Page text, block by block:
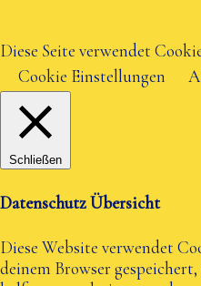
Diese Seite verwendet
Cookie Einstellungen
Schließen
Datenschutz Übersicht
Diese Website verwendet
deinem Browser